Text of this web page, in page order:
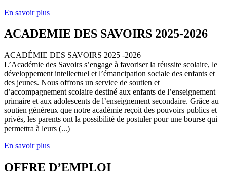
En savoir plus
ACADEMIE DES SAVOIRS 2025-2026
ACADÉMIE DES SAVOIRS 2025 -2026
L’Académie des Savoirs s’engage à favoriser la réussite scolaire, le
développement intellectuel et l’émancipation sociale des enfants et
des jeunes. Nous offrons un service de soutien et
d’accompagnement scolaire destiné aux enfants de l’enseignement
primaire et aux adolescents de l’enseignement secondaire. Grâce au
soutien généreux que notre académie reçoit des pouvoirs publics et
privés, les parents ont la possibilité de postuler pour une bourse qui
permettra à leurs (...)
En savoir plus
OFFRE D’EMPLOI